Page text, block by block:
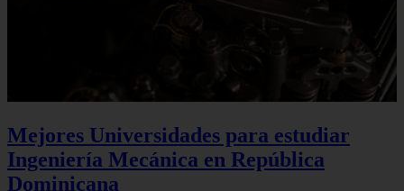
Mejores Universidades para estudiar
Ingeniería Mecánica en República
Dominicana